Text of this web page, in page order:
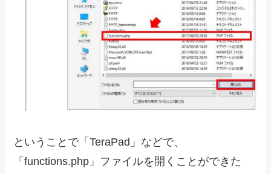
ということで「TeraPad」などで、
「functions.php」ファイルを開くことができた